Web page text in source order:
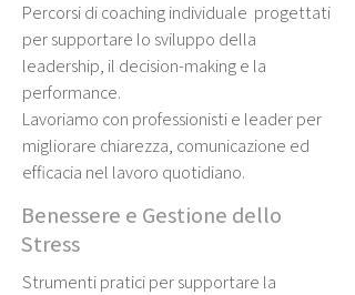
Percorsi di coaching individuale progettati
per supportare lo sviluppo della
leadership, il decision-making e la
performance.
Lavoriamo con professionisti e leader per
migliorare chiarezza, comunicazione ed
efficacia nel lavoro quotidiano.
Benessere e Gestione dello
Stress
Strumenti pratici per supportare la